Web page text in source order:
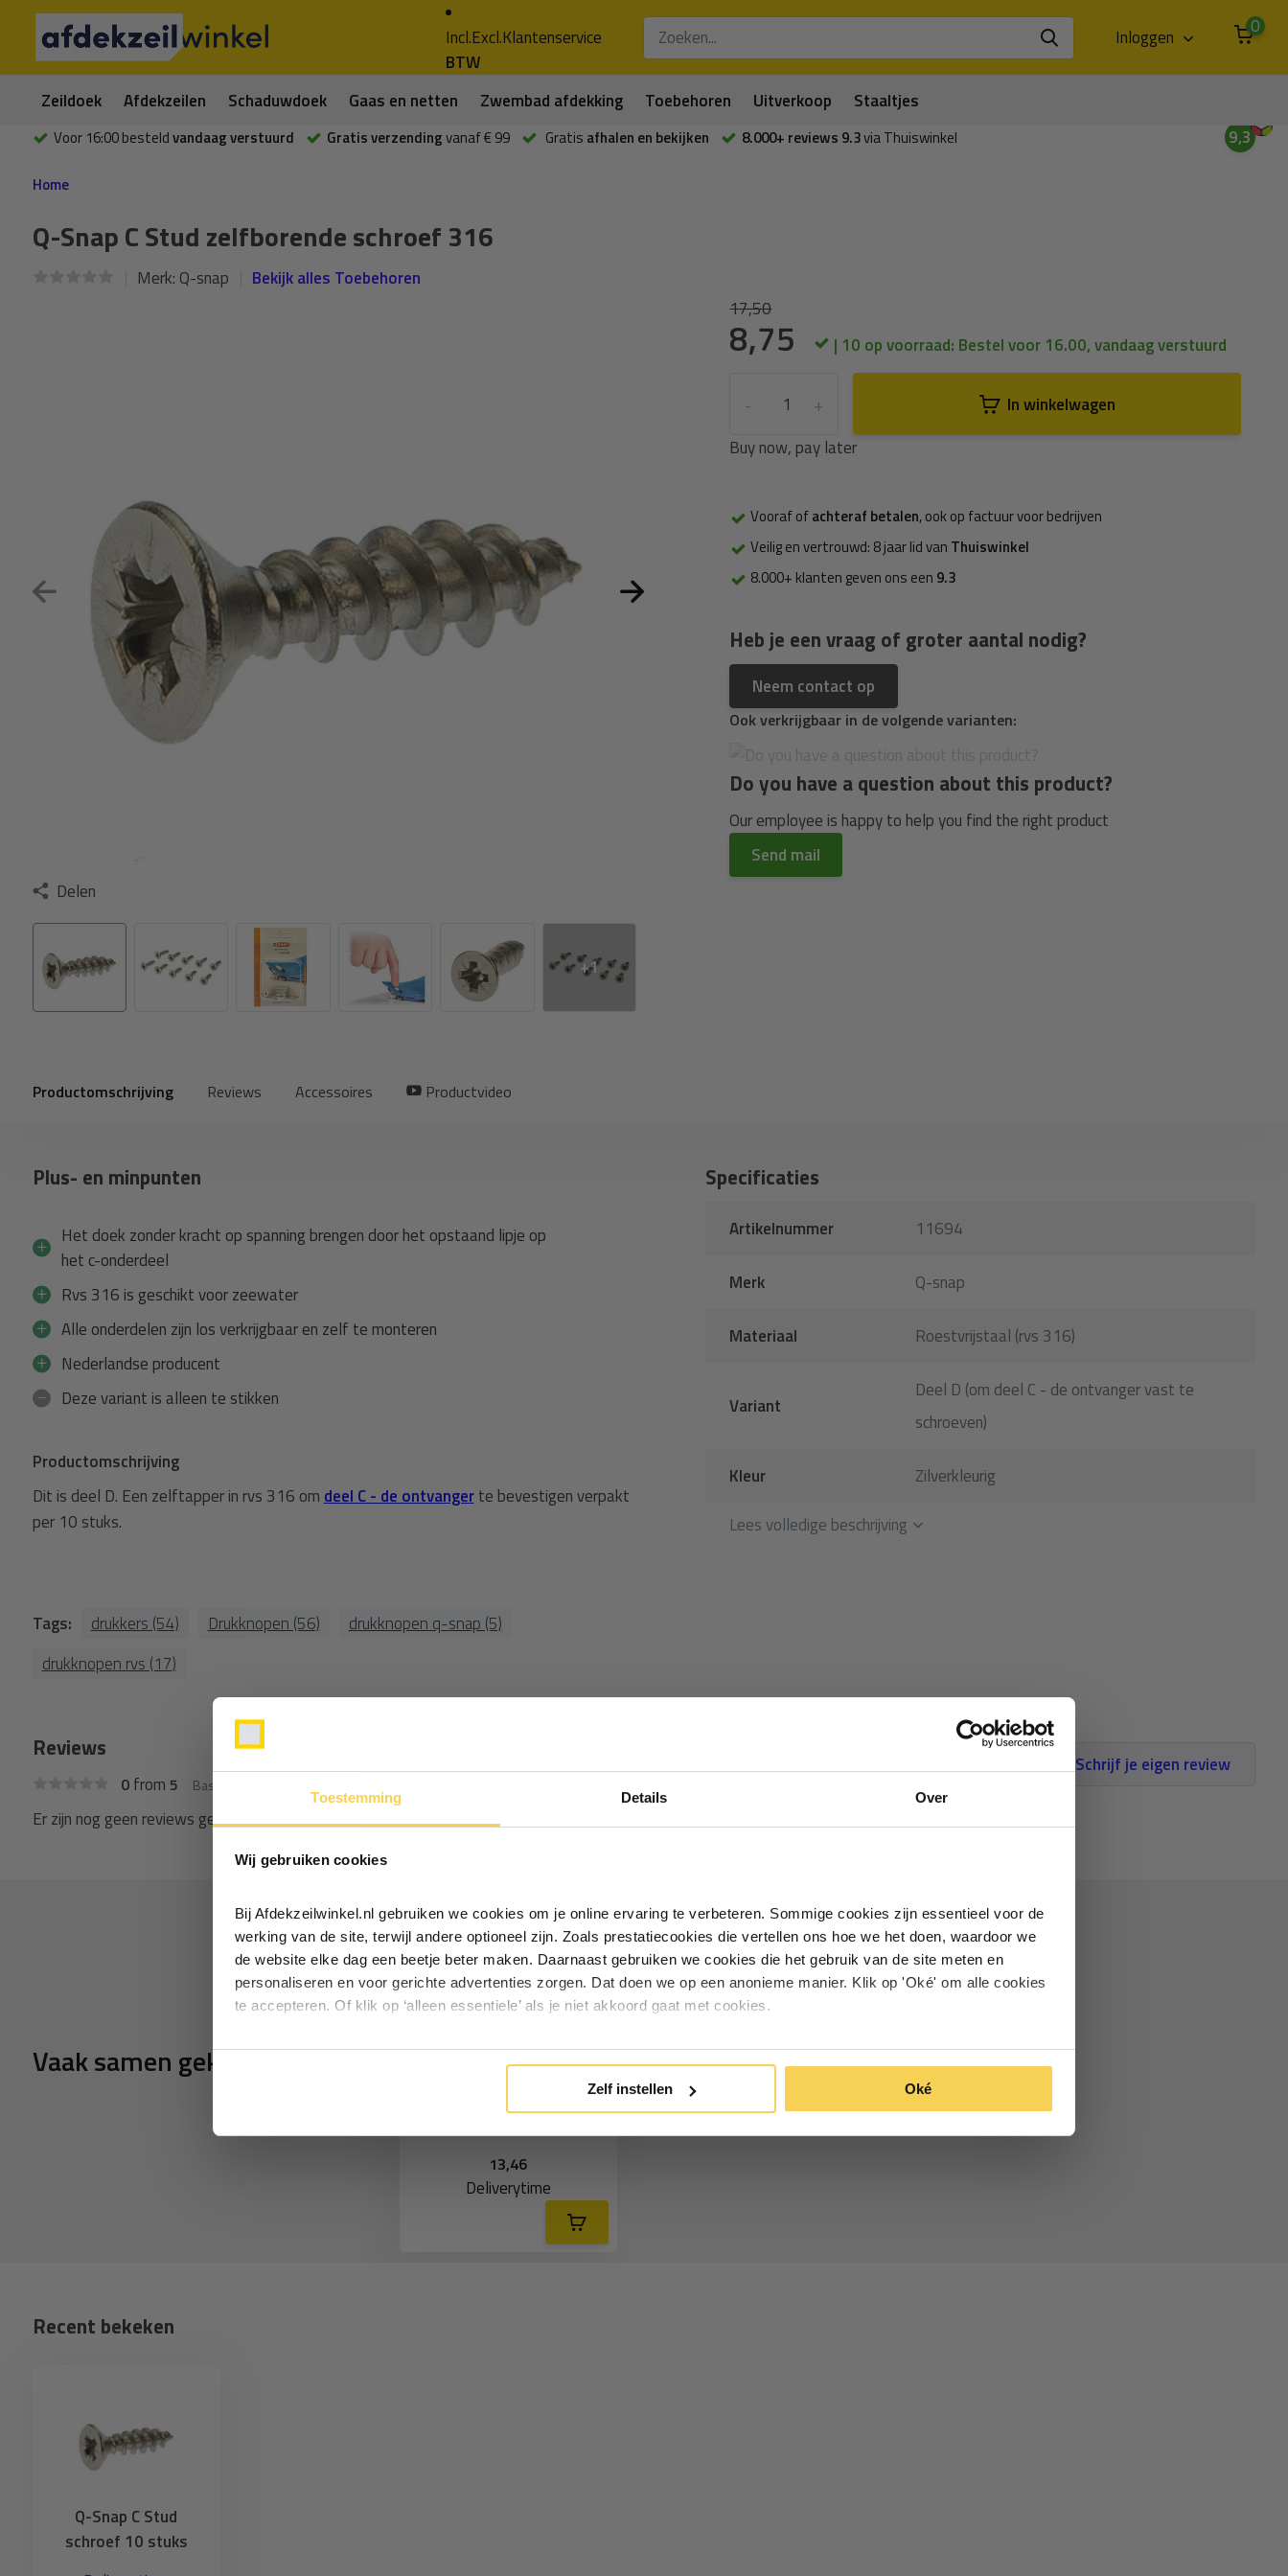
Toestemming Details Over
Wij gebruiken cookies
Bij Afdekzeilwinkel.nl gebruiken we cookies om je online ervaring te verbeteren. Sommige cookies zijn essentieel voor de
werking van de site, terwijl andere optioneel zijn. Zoals prestatiecookies die vertellen ons hoe we het doen, waardoor we
de website elke dag een beetje beter maken. Daarnaast gebruiken we cookies die het gebruik van de site meten en
personaliseren en voor gerichte advertenties zorgen. Dat doen we op een anonieme manier. Klik op 'Oké' om alle cookies
te accepteren. Of klik op ‘alleen essentiele’ als je niet akkoord gaat met cookies.
Zelf instellen Oké
Incl.Excl.
BTW
Klantenservice Inloggen 0
Zeildoek Afdekzeilen Schaduwdoek Gaas en netten Zwembad afdekking Toebehoren Uitverkoop Staaltjes
Voor 16:00 besteldvandaag verstuurd Gratis verzendingvanaf € 99 Gratis afhalen en bekijken 8.000+ reviews 9.3via Thuiswinkel 9,3
Home
Q-Snap C Stud zelfborende schroef 316
Merk: Q-snap Bekijk alles Toebehoren
Delen
+1
17,50
8,75 | 10 op voorraad: Bestel voor 16.00, vandaag verstuurd
+
-
In winkelwagen
Buy now, pay later
Vooraf ofachteraf betalen, ook op factuur voor bedrijven
Veilig en vertrouwd: 8 jaar lid van Thuiswinkel
8.000+ klanten geven ons een 9.3
Heb je een vraag of groter aantal nodig?
Neem contact op
Ook verkrijgbaar in de volgende varianten:
Do you have a question about this product?
Our employee is happy to help you find the right product
Send mail
Productomschrijving Reviews Accessoires Productvideo
Plus- en minpunten
Het doek zonder kracht op spanning brengen door het opstaand lipje op
het c-onderdeel
Rvs 316 is geschikt voor zeewater
Alle onderdelen zijn los verkrijgbaar en zelf te monteren
Nederlandse producent
Deze variant is alleen te stikken
Productomschrijving
Dit is deel D. Een zelftapper in rvs 316 om deel C - de ontvangerte bevestigen verpakt
per 10 stuks.
Tags: drukkers (54) Drukknopen (56)
drukknopen q-snap (5)
drukknopen rvs (17)
Specificaties
Artikelnummer 11694
Merk Q-snap
Materiaal Roestvrijstaal (rvs 316)
Variant
Deel D (om deel C - de ontvanger vast te
schroeven)
Kleur
Zilverkleurig
Lees volledige beschrijving
Reviews
0from 5 Based on 0 reviews
Schrijf je eigen review
Er zijn nog geen reviews geschreven over dit product..
Vaak samen gekocht
schroefbaar 16mm RVS
13,46
Deliverytime
Recent bekeken
Q-Snap C Stud
schroef 10 stuks
Ontvang €5,- korting!
ontvang €5,- welkomstkorting!
Particulier Zakelijk
Inschrijven